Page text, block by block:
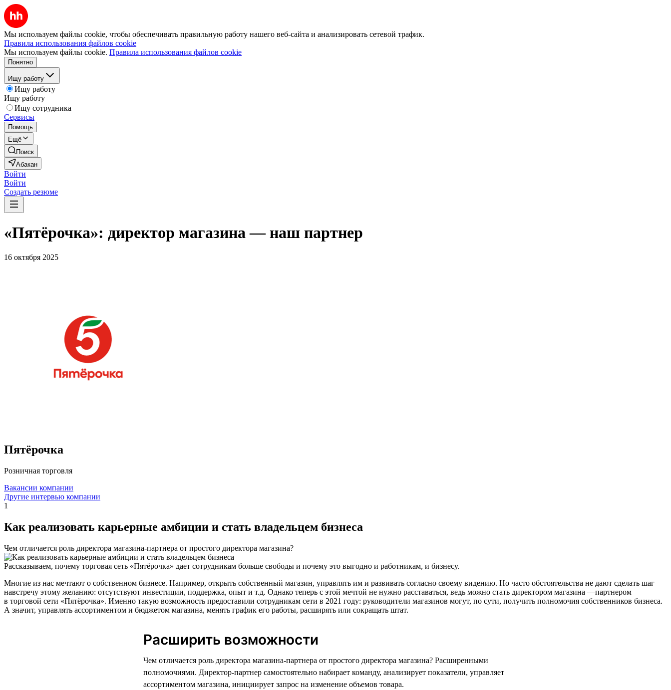
Мы используем файлы cookie, чтобы обеспечивать правильную работу нашего веб-сайта и анализировать сетевой трафик.
Правила использования файлов cookie
Мы используем файлы cookie. Правила использования файлов cookie
Понятно
Ищу работу
Ищу работу
Ищу работу
Ищу сотрудника
Сервисы
Помощь
Ещё
Поиск
Абакан
Войти
Войти
Создать резюме
«Пятёрочка»: директор магазина — наш партнер
16 октября 2025
Пятёрочка
Розничная торговля
Вакансии компании
Другие интервью компании
1
Как реализовать карьерные амбиции и стать владельцем бизнеса
Чем отличается роль директора магазина-партнера от простого директора магазина?
Рассказываем, почему торговая сеть «Пятёрочка» дает сотрудникам больше свободы и почему это выгодно и работникам, и бизнесу.
Многие из нас мечтают о собственном бизнесе. Например, открыть собственный магазин, управлять им и развивать согласно своему видению. Но часто обстоятельства не дают сделать шаг
навстречу этому желанию: отсутствуют инвестиции, поддержка, опыт и т.д. Однако теперь с этой мечтой не нужно расставаться, ведь можно стать директором магазина —партнером
в торговой сети «Пятёрочка». Именно такую возможность предоставили сотрудникам сети в 2021 году: руководители магазинов могут, по сути, получить полномочия собственников бизнеса.
А значит, управлять ассортиментом и бюджетом магазина, менять график его работы, расширять или сокращать штат.
Расширить возможности
Чем отличается роль директора магазина-партнера от простого директора магазина? Расширенными
полномочиями. Директор-партнер самостоятельно набирает команду, анализирует показатели, управляет
ассортиментом магазина, инициирует запрос на изменение объемов товара.